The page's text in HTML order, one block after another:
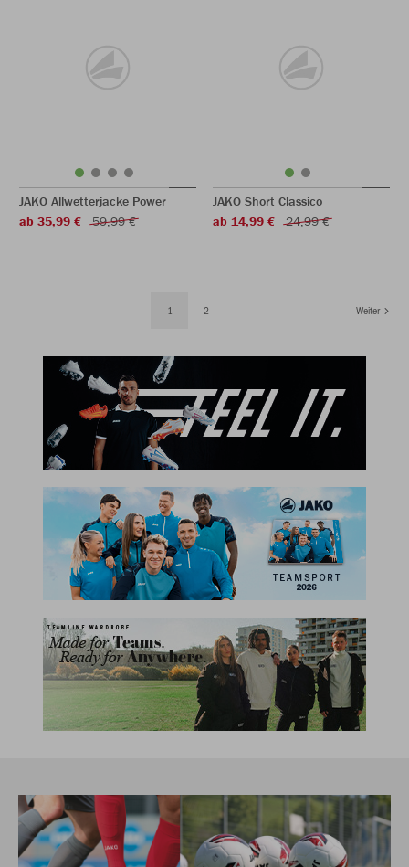
JAKO Allwetterjacke Power
ab 35,99 €
59,99 €
JAKO Short Classico
ab 14,99 €
24,99 €
1 2 Weiter